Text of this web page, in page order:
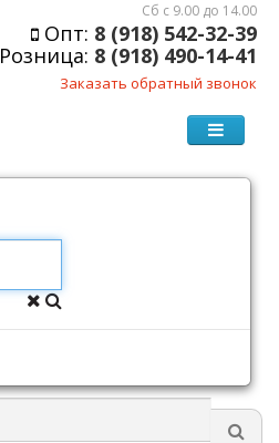
Сб с 9.00 до 14.00
Опт: 8 (918) 542-32-39
Розница: 8 (918) 490-14-41
Заказать обратный звонок